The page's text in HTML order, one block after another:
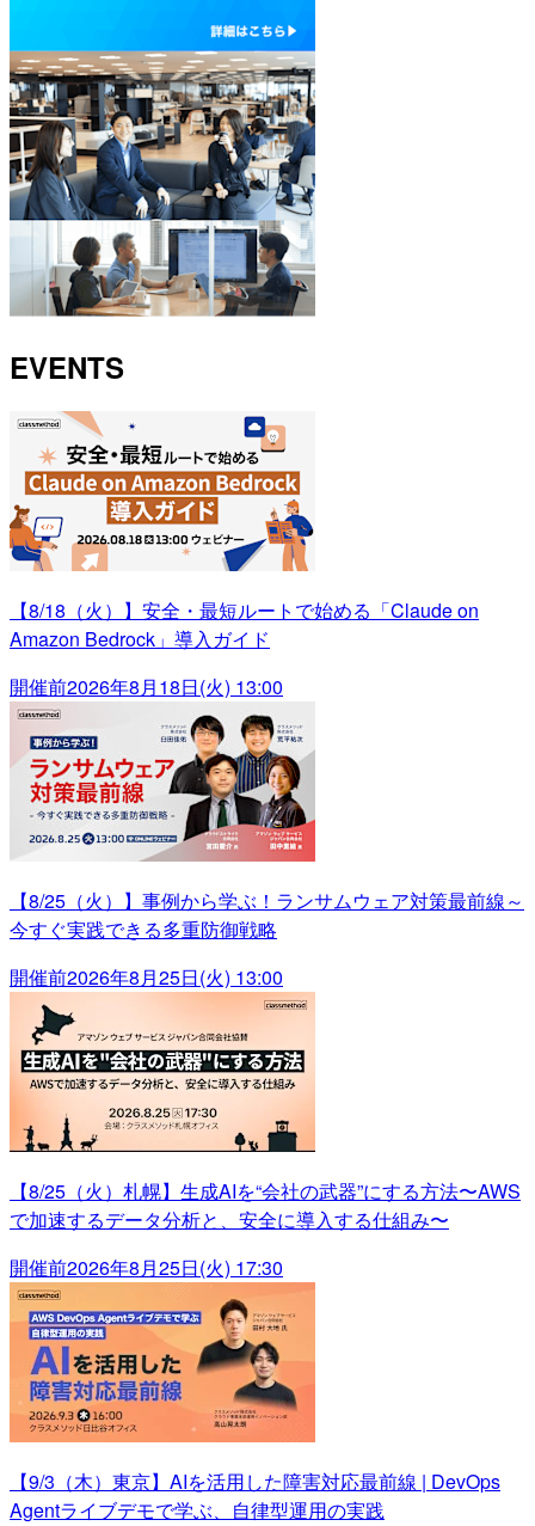
EVENTS
【8/18（火）】安全・最短ルートで始める「Claude on
Amazon Bedrock」導入ガイド
開催前2026年8月18日(火) 13:00
【8/25（火）】事例から学ぶ！ランサムウェア対策最前線～
今すぐ実践できる多重防御戦略
開催前2026年8月25日(火) 13:00
【8/25（火）札幌】生成AIを“会社の武器”にする方法〜AWS
で加速するデータ分析と、安全に導入する仕組み〜
開催前2026年8月25日(火) 17:30
【9/3（木）東京】AIを活用した障害対応最前線 | DevOps
Agentライブデモで学ぶ、自律型運用の実践